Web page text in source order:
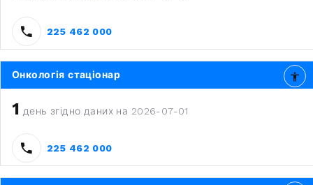
225 462 000
Онкологія стаціонар
1 день згідно даних на 2026-07-01
225 462 000